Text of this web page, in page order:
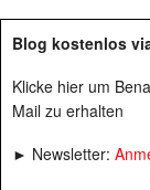
Blog kostenlos
Klicke hier um
Mail zu erhalten
► Newsletter: